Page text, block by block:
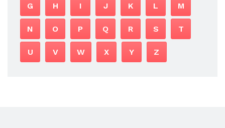
G H I J K L M
N O P Q R S T
U V W X Y Z